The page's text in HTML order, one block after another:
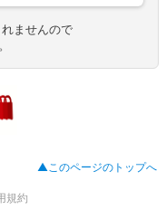
ませんので
▲このページのトップへ
規約